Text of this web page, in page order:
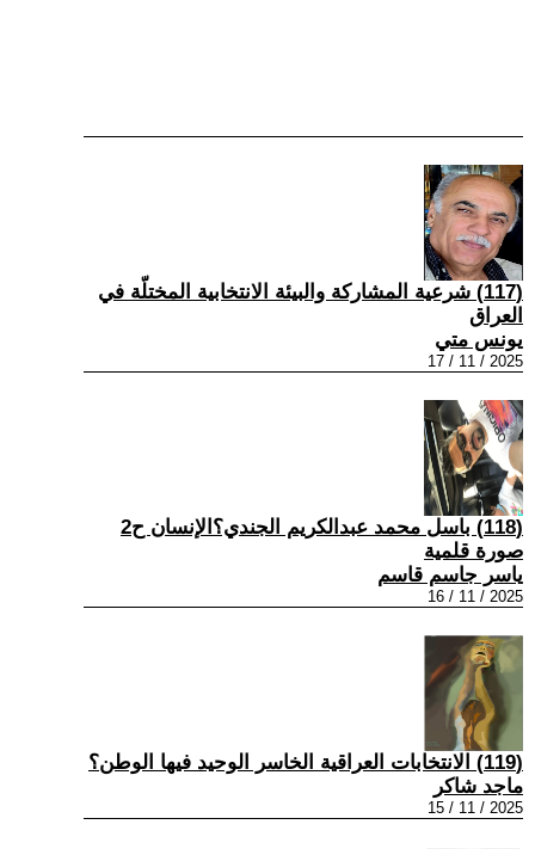
(117) شرعية المشاركة والبيئة الانتخابية المختلّة في
العراق
يونس متي
2025 / 11 / 17
(118) باسل محمد عبدالكريم الجندي؟الإنسان ح2
صورة قلمية
ياسر جاسم قاسم
2025 / 11 / 16
(119) الانتخابات العراقية الخاسر الوحيد فيها الوطن؟
ماجد شاكر
2025 / 11 / 15